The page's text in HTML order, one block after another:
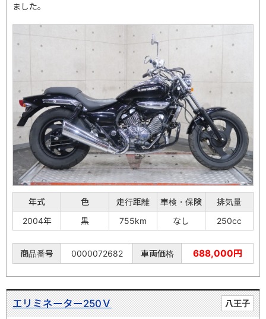
ました。
年式 色 走行距離 車検・保険
排気量
2004年
黒 755km なし 250cc
商品番号 0000072682 車両価格 688,000円
八王子
エリミネーター250Ｖ